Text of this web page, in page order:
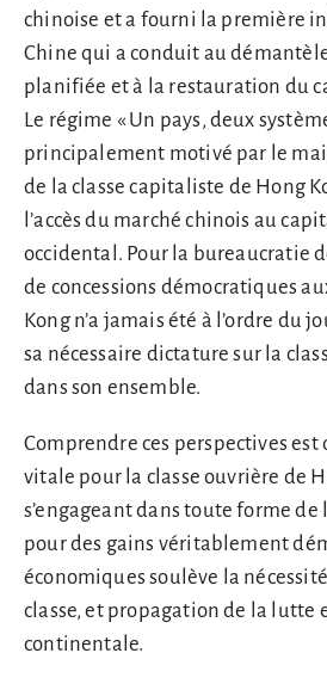
chinoise et a fourni la première
Chine qui a conduit au
planifiée et à la restauration du
Le régime « Un pays, deux
principalement motivé par le
de la classe capitaliste de Hong
l’accès du marché chinois au
occidental. Pour la bureaucratie
de concessions démocratiques
Kong n’a jamais été à l’ordre du
sa nécessaire dictature sur la
dans son ensemble.
Comprendre ces perspectives est
vitale pour la classe ouvrière de
s’engageant dans toute forme
pour des gains véritablement
économiques soulève la
classe, et propagation de la lutte
continentale.